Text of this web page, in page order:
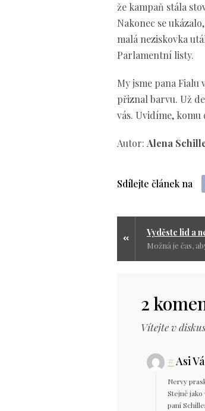
že kampaň stála
Nakonec se
malá neziskovka
Parlamentní listy.
My jsme pana Fialu
přiznal barvu. Už
vás. Uvidíme,
Autor: Alena
Sdílejte článek na
2
Vítejte v
#Asi
Nervy
Stejně
paní